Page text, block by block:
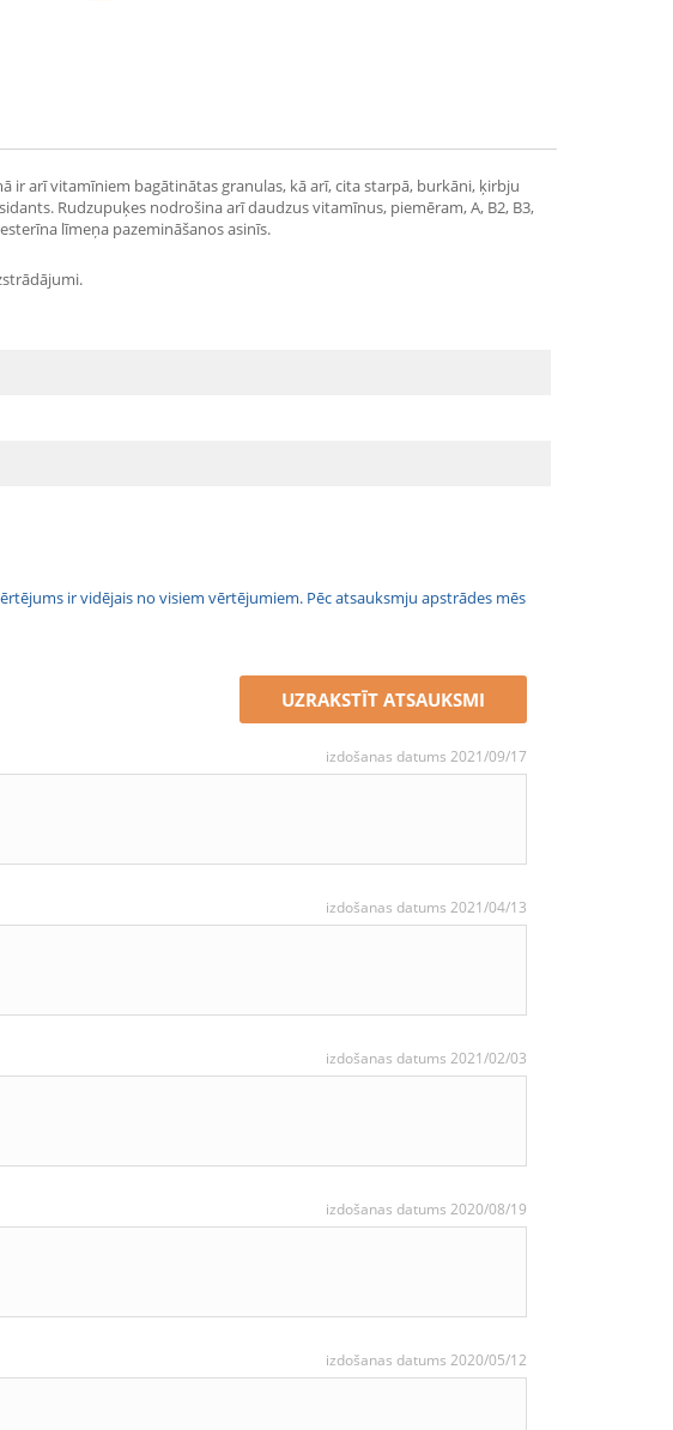
arī vitamīniem bagātinātas granulas, kā arī, cita starpā, burkāni, ķirbju
Rudzupuķes nodrošina arī daudzus vitamīnus, piemēram, A, B2, B3,
līmeņa pazemināšanos asinīs.
ir vidējais no visiem vērtējumiem. Pēc atsauksmju apstrādes mēs
UZRAKSTĪT ATSAUKSMI
izdošanas datums 2021/09/17
izdošanas datums 2021/04/13
izdošanas datums 2021/02/03
izdošanas datums 2020/08/19
izdošanas datums 2020/05/12